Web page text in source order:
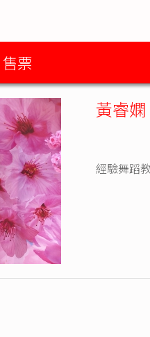
售票
黃睿嫻
經驗舞蹈